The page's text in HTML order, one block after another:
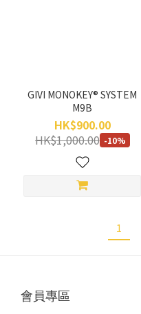
GIVI MONOKEY® SYSTEM
M9B
HK$900.00
HK$1,000.00 -10%
1
會員專區